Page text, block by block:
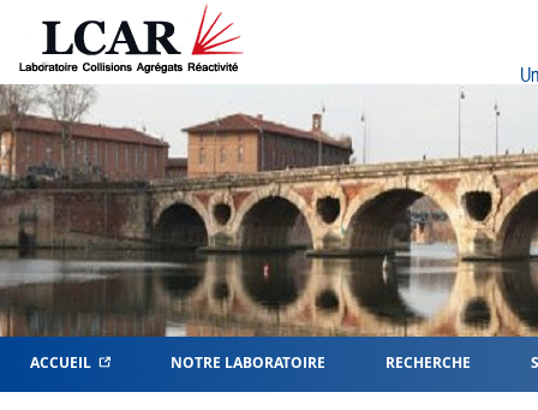
ACCUEIL NOTRE LABORATOIRE RECHERCHE